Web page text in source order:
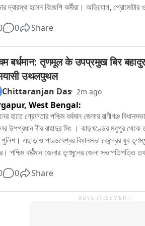
তাদের এগরার উদ্দেশ্যে নিয়ে রওনা দেন
আগে দিঘা থেকে ব্যান্ডেলের একটি গ্যাং কে ধরেছিল
করত。
দ্বারস্থ হলেন বিজেপি কর্মীরা। অভিযোগ, প্রোমোটার ও
লিখিত অভিযোগ জমা দেওয়ার পাশাপাশি
বিজেপি কর্মী রোহিত দে জানান, এলাকাবাসীর
জমা দিয়েছেন। তাঁর দাবি, নির্মাণসামগ্রী মাসের পর
কার্যত সরু হয়ে গিয়েছে। বর্ষাকালে বালি ও অন্যান্য
ফলে জল জমার সমস্যাও বাড়ছে। রাতের অন্ধকারে ভারী
ফলে রাস্তারও ক্ষতি হচ্ছে বলে অভিযোগ করেন
নেওয়ার দাবি জানিয়ে তিনি বলেন, আইনি পথেই এই
আর এক বিজেপি কর্মী অভিজিৎ বিশ্বাসের অভিযোগ,
কোনও কার্যকর পদক্ষেপ নেওয়া হয়নি। তাঁর দাবি,
ছড়িয়ে থাকায় শিশু-সহ পথচলতি মানুষের আহত হওয়ার
চলেছে। বর্তমান প্রশাসনের কাছে দ্রুত ব্যবস্থা নিয়ে
দাবি, রাস্তা থেকে অবিলম্বে নির্মাণসামগ্রী সরিয়ে
0 Share
बर्धमान: तृणमूल के उपप्रमुख बिर
उथलपुथल
Chittaranjan Das 2m ago
West Bengal:
হাতে গ্রেফতার পশ্চিম বর্ধমান জেলার রাণীগঞ্জ
উপপ্রধান বীর বাহাদুর সিং । ঝাড়খণ্ডের মধুপুর থেকে
পুলিশ। এছাড়াও পাণ্ডবেশ্বর বিধানসভা কেন্দ্রের যুব
পশ্চিম বर्धমান জেলার তৃণমূলের জেলা সভাপতিপত্তি
অভিযোগে গ্রেফতার এই বীর বাহাদুর。
0 Share
ADVERTISEMENT